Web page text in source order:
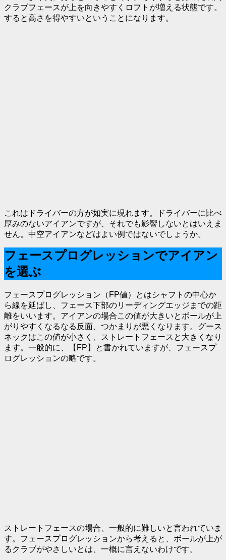
クラブフェースが上を向きやすくロフトが増える状態です。
すると高さを得やすいということになります。
これはドライバーの方が如実に現れます。ドライバーに比べ
厚みのないアイアンですが、それでも影響しないとはいえま
せん。中空アイアンなどはよい例ではないでしょうか。
フェースプログレッションでアイアン
を選ぶ
フェースプログレッション（FP値）とはシャフトの中心か
ら線を延ばし、フェース下部のリーディングエッジまでの距
離をいいます。アイアンの場合この値が大きいとボールが上
がりやすくなるなる反面、つかまりが悪くなります。グース
ネックはこの値が小さく、ストレートフェースと大きくなり
ます。一般的に、【FP】と書かれていますが、フェースプ
ログレッションの略です。
ストレートフェースの場合、一般的に難しいと言われていま
す。フェースプログレッションから考えると、ボールが上が
るクラブがやさしいとは、一概に言えないわけです。